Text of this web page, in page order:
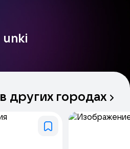
unki
в других городах